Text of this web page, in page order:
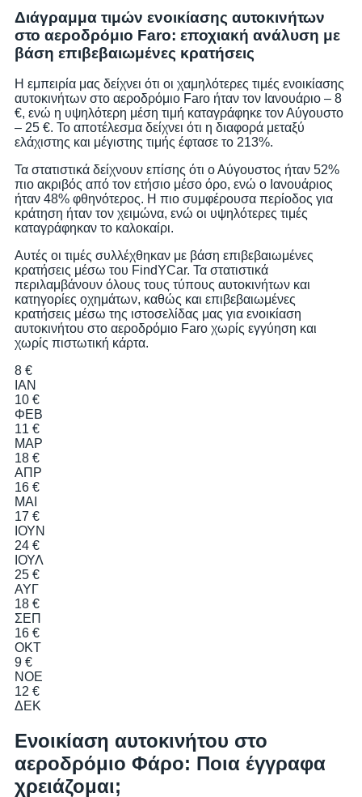
Διάγραμμα τιμών ενοικίασης αυτοκινήτων
στο αεροδρόμιο Faro: εποχιακή ανάλυση με
βάση επιβεβαιωμένες κρατήσεις
Η εμπειρία μας δείχνει ότι οι χαμηλότερες τιμές ενοικίασης
αυτοκινήτων στο αεροδρόμιο Faro ήταν τον Ιανουάριο – 8
€, ενώ η υψηλότερη μέση τιμή καταγράφηκε τον Αύγουστο
– 25 €. Το αποτέλεσμα δείχνει ότι η διαφορά μεταξύ
ελάχιστης και μέγιστης τιμής έφτασε το 213%.
Τα στατιστικά δείχνουν επίσης ότι ο Αύγουστος ήταν 52%
πιο ακριβός από τον ετήσιο μέσο όρο, ενώ ο Ιανουάριος
ήταν 48% φθηνότερος. Η πιο συμφέρουσα περίοδος για
κράτηση ήταν τον χειμώνα, ενώ οι υψηλότερες τιμές
καταγράφηκαν το καλοκαίρι.
Αυτές οι τιμές συλλέχθηκαν με βάση επιβεβαιωμένες
κρατήσεις μέσω του FindYCar. Τα στατιστικά
περιλαμβάνουν όλους τους τύπους αυτοκινήτων και
κατηγορίες οχημάτων, καθώς και επιβεβαιωμένες
κρατήσεις μέσω της ιστοσελίδας μας για ενοικίαση
αυτοκινήτου στο αεροδρόμιο Faro χωρίς εγγύηση και
χωρίς πιστωτική κάρτα.
8 €
ΙΑΝ
10 €
ΦΕΒ
11 €
ΜΑΡ
18 €
ΑΠΡ
16 €
ΜΑΙ
17 €
ΙΟΥΝ
24 €
ΙΟΥΛ
25 €
ΑΥΓ
18 €
ΣΕΠ
16 €
ΟΚΤ
9 €
ΝΟΕ
12 €
ΔΕΚ
Ενοικίαση αυτοκινήτου στο
αεροδρόμιο Φάρο: Ποια έγγραφα
χρειάζομαι;